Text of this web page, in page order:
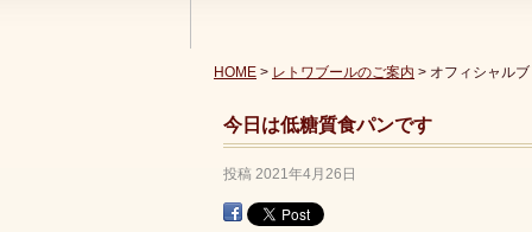
HOME > レトワブールのご案内 > オフィシャル
今日は低糖質食パンです
投稿 2021年4月26日